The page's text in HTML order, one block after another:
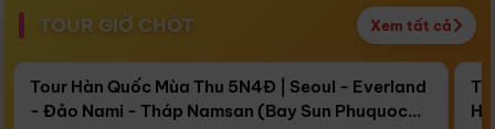
TOUR GIỜ CHÓT Xem tất cả
Còn17 ngày 07:38:53
Bay Sun Phuquoc Airways
Điểm nổi bật
Tour Hàn Quốc Mùa Thu 5N4Đ | Seoul - Everland
- Đảo Nami - Tháp Namsan (Bay Sun Phuquoc